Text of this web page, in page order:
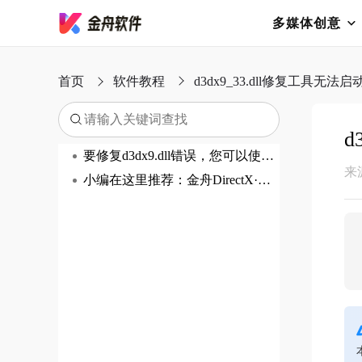
多媒体创意
首页 软件教程 d3dx9_33.dll修复工具无法启
要修复d3dx9.dll错误，您可以使用免费的DirectX修复工具。以下是详细的修复步骤：
小编在这里推荐：金舟DirectX·DLL一键修复，全面自动化扫描电脑、一键修复缺失dll，免费，高效，好用。
来